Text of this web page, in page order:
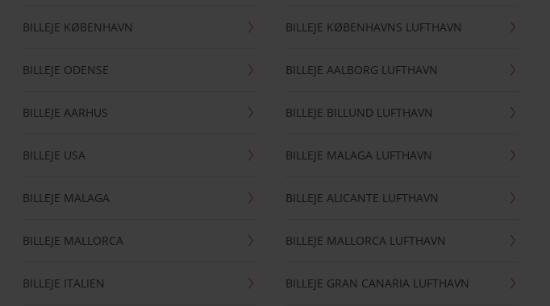
BILLEJE KØBENHAVN
BILLEJE ODENSE
BILLEJE AARHUS
BILLEJE USA
BILLEJE MALAGA
BILLEJE MALLORCA
BILLEJE ITALIEN
BILLEJE KØBENHAVNS LUFTHAVN
BILLEJE AALBORG LUFTHAVN
BILLEJE BILLUND LUFTHAVN
BILLEJE MALAGA LUFTHAVN
BILLEJE ALICANTE LUFTHAVN
BILLEJE MALLORCA LUFTHAVN
BILLEJE GRAN CANARIA LUFTHAVN